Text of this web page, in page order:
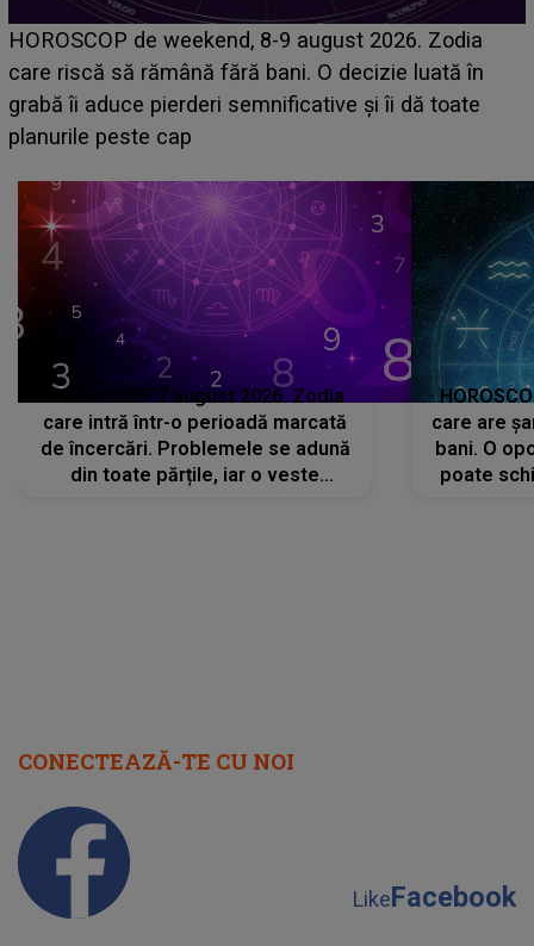
Emanuel a ținut ACEST DETALIU ASCUNS până
acum! În fața Alexandrei, concurentul din Casa Iubirii
face o MĂRTURISIRE NEAȘTEPTATĂ despre mama
sa: "I-am spus și ei în față, eu nu te iubesc pentru
HOROSCOP 7 august 2026. Zodia
care intră într-o perioadă marcată
de încercări. Problemele se adună
din toate părțile, iar o veste
care are
bani. O
poate
CONECTEAZĂ-TE CU NOI
LikeFacebook